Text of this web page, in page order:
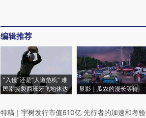
编辑推荐
“入侵”还是“人道危机” 难
民潮撕裂西班牙飞地休达
显影｜瓜农的漫长等待
特稿 ｜ 宇树发行市值610亿 先行者的加速和考验